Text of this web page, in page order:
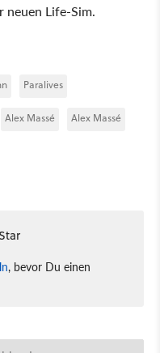
neuen Life-Sim.
Paralives
Alex Massé Alex Massé
, bevor Du einen